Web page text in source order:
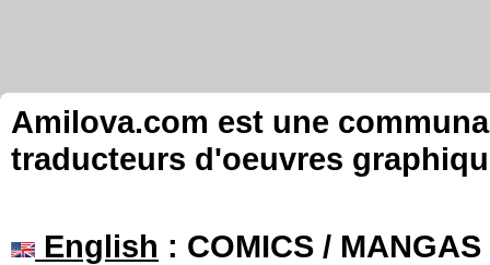
Amilova.com est une
traducteurs d'oeuvres
English : COMICS /